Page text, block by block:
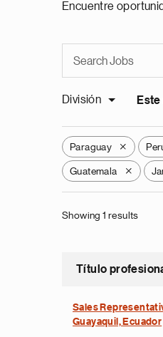
Encuentre
División
Paraguay X
Guatemala X
Showing 1 results
Título
Sales
Guayaquil, Ecuador